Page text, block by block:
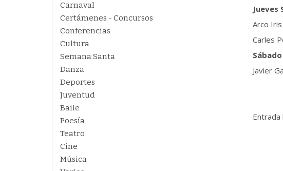
Carnaval
Certámenes - Concursos
Conferencias
Cultura
Semana Santa
Danza
Deportes
Juventud
Baile
Poesía
Teatro
Cine
Música
Jueves
Arco Iris
Carles
Javier